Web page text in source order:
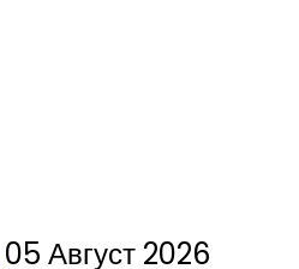
05 Август 2026